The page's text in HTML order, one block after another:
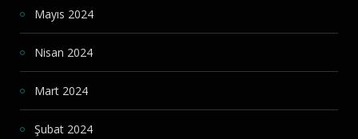
Mayıs 2024
Nisan 2024
Mart 2024
Şubat 2024